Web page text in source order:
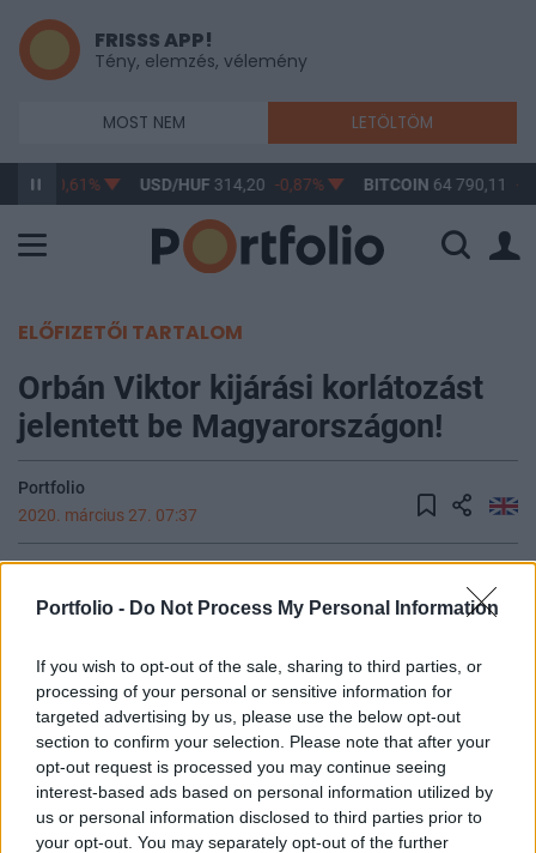
Portfolio - Do Not Process My Personal Information
If you wish to opt-out of the sale, sharing to third parties, or
processing of your personal or sensitive information for
targeted advertising by us, please use the below opt-out
section to confirm your selection. Please note that after your
opt-out request is processed you may continue seeing
interest-based ads based on personal information utilized by
us or personal information disclosed to third parties prior to
your opt-out. You may separately opt-out of the further
FRISSS APP!
Tény, elemzés, vélemény
MOST NEM LETÖLTÖM
-0,61% USD/HUF 314,20 -0,87% BITCOIN 64 790,11 -
ELŐFIZETŐI TARTALOM
Orbán Viktor kijárási korlátozást
jelentett be Magyarországon!
Portfolio
2020. március 27. 07:37
műsorában jelentette be: a kormány kijárási
területére március 28. és április 11. éjfél között, a
korlátozás ma éjféltől lép életbe.
Ez nem teljes kijárási tilalmat jelent, ennél enyhébb
korlátozás lesz a magyar lépés, például lehetővé tették az
egészségügyi sétát is, 1,5 méteres távolság tartása mellett.
A lépés ésszerű, arányos, nem teljes tilalom, "csak"